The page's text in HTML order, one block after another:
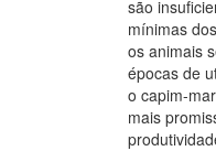
são
mínimas
os animais
épocas de
o capim-
mais